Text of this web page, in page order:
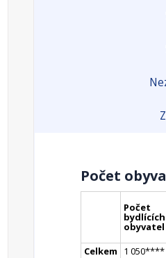
Počet
Počet
bydlících
obyvatel
Celkem
1 050****